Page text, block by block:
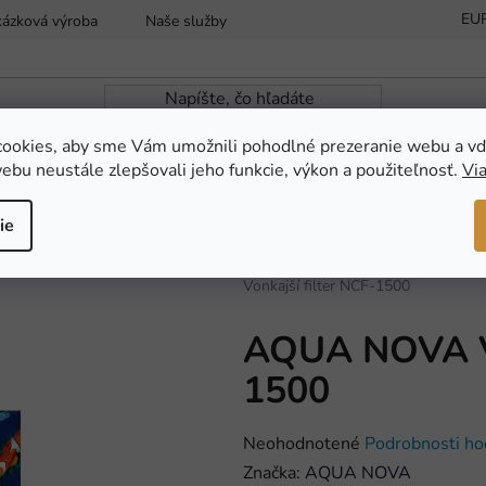
aby sme Vám umožnili pohodlné prezeranie webu a
neustále zlepšovali jeho funkcie, výkon a použiteľnosť.
výroba Naše služby Reklamácia a vrátenie tovaru
Vonkajší filter NCF-1500
AQUA
1500
Priemerné
hodnotenie
Neohodnotené Podrobnosti
Značka: AQUA NOVA